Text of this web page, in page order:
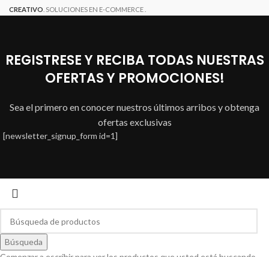
CREATIVO . SOLUCIONES EN E-COMMERCE .
REGISTRESE Y RECIBA TODAS NUESTRAS
OFERTAS Y PROMOCIONES!
Sea el primero en conocer nuestros últimos arribos y obtenga
ofertas exclusivas
[newsletter_signup_form id=1]
Búsqueda